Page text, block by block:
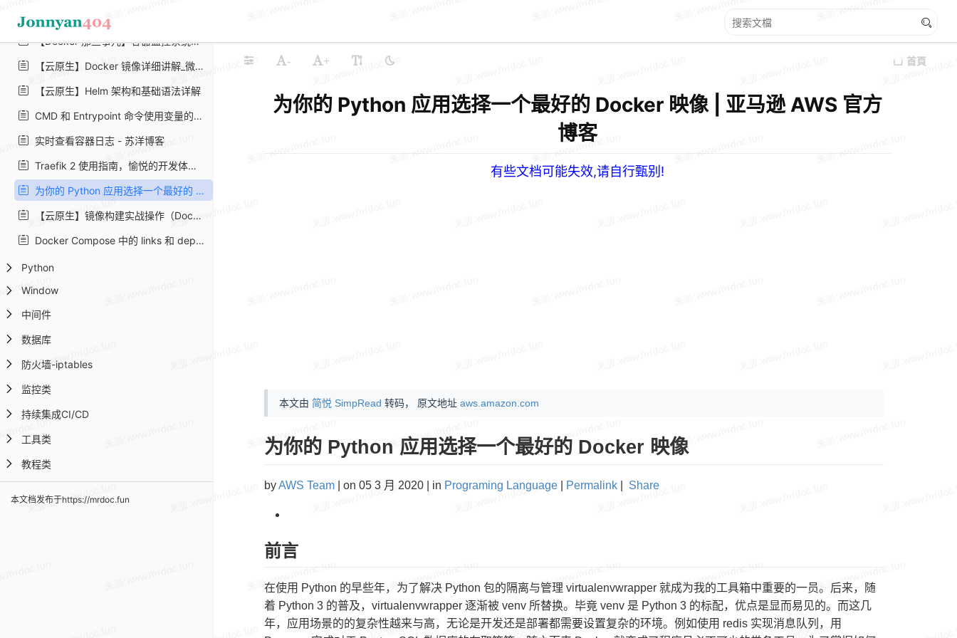
理解 docker 容器的退出码 | Vermouth | 博客 | docker | k8s | python | go | 开发
【Docker 那些事儿】容器监控系统，来自 Docker 的暴击_飞向星的客机的博客 - CSDN 博客
【云原生】Docker 镜像详细讲解_微枫 Micromaple 的博客 - CSDN 博客_registry-mirrors
【云原生】Helm 架构和基础语法详解
CMD 和 Entrypoint 命令使用变量的用法
实时查看容器日志 - 苏洋博客
Traefik 2 使用指南，愉悦的开发体验 - 苏洋博客
为你的 Python 应用选择一个最好的 Docker 映像 | 亚马逊 AWS 官方博客
【云原生】镜像构建实战操作（Dockerfile）
Docker Compose 中的 links 和 depends_on 的区别 - 编程知识 - 白鹭情
Python
Window
中间件
数据库
防火墙-iptables
监控类
持续集成CI/CD
工具类
教程类
本文档发布于https://mrdoc.fun
- + 首頁
为你的 Python 应用选择一个最好的 Docker 映像 | 亚马逊 AWS 官方
博客
有些文档可能失效,请自行甄别!
本文由 简悦 SimpRead 转码， 原文地址 aws.amazon.com
为你的 Python 应用选择一个最好的 Docker 映像
byAWS Team | on 05 3 月 2020 | in Programing Language Permalink Share
前言
在使用 Python 的早些年，为了解决 Python 包的隔离与管理 virtualenvwrapper 就成为我的工具箱中重要的一员。后来，随
着 Python 3 的普及，virtualenvwrapper 逐渐被 venv 所替换。毕竟 venv 是 Python 3 的标配，优点是显而易见的。而这几
年，应用场景的的复杂性越来与高，无论是开发还是部署都需要设置复杂的环境。例如使用 redis 实现消息队列，用